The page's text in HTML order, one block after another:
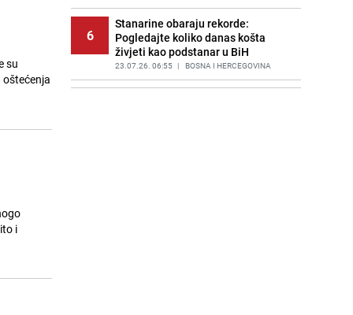
su
i
6
Stanarine obaraju rekorde:
Pogledajte koliko danas košta
živjeti kao podstanar u BiH
23.07.26. 06:55 | BOSNA I HERCEGOVINA